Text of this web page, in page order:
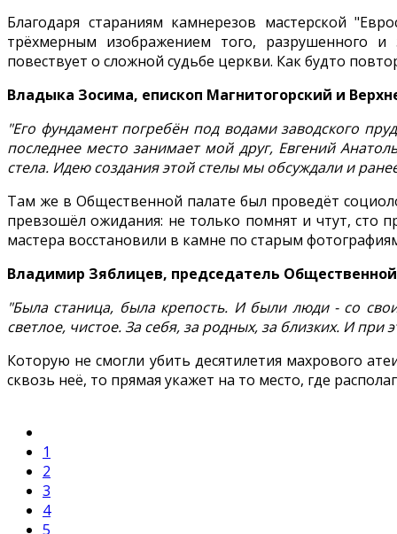
Благодаря стараниям камнерезов мастерской
трёхмерным изображением того, разрушенного
повествует о сложной судьбе церкви. Как будто
Владыка Зосима, епископ Магнитогорский и
"Его фундамент погребён под водами заводского
последнее место занимает мой друг, Евгений
стела. Идею создания этой стелы мы обсуждали и
Там же в Общественной палате был проведёт
превзошёл ожидания: не только помнят и чтут, сто
мастера восстановили в камне по старым
Владимир Зяблицев, председатель
"Была станица, была крепость. И были люди - со
светлое, чистое. За себя, за родных, за близких. И при
Которую не смогли убить десятилетия махрового
сквозь неё, то прямая укажет на то место, где
1
2
3
4
5